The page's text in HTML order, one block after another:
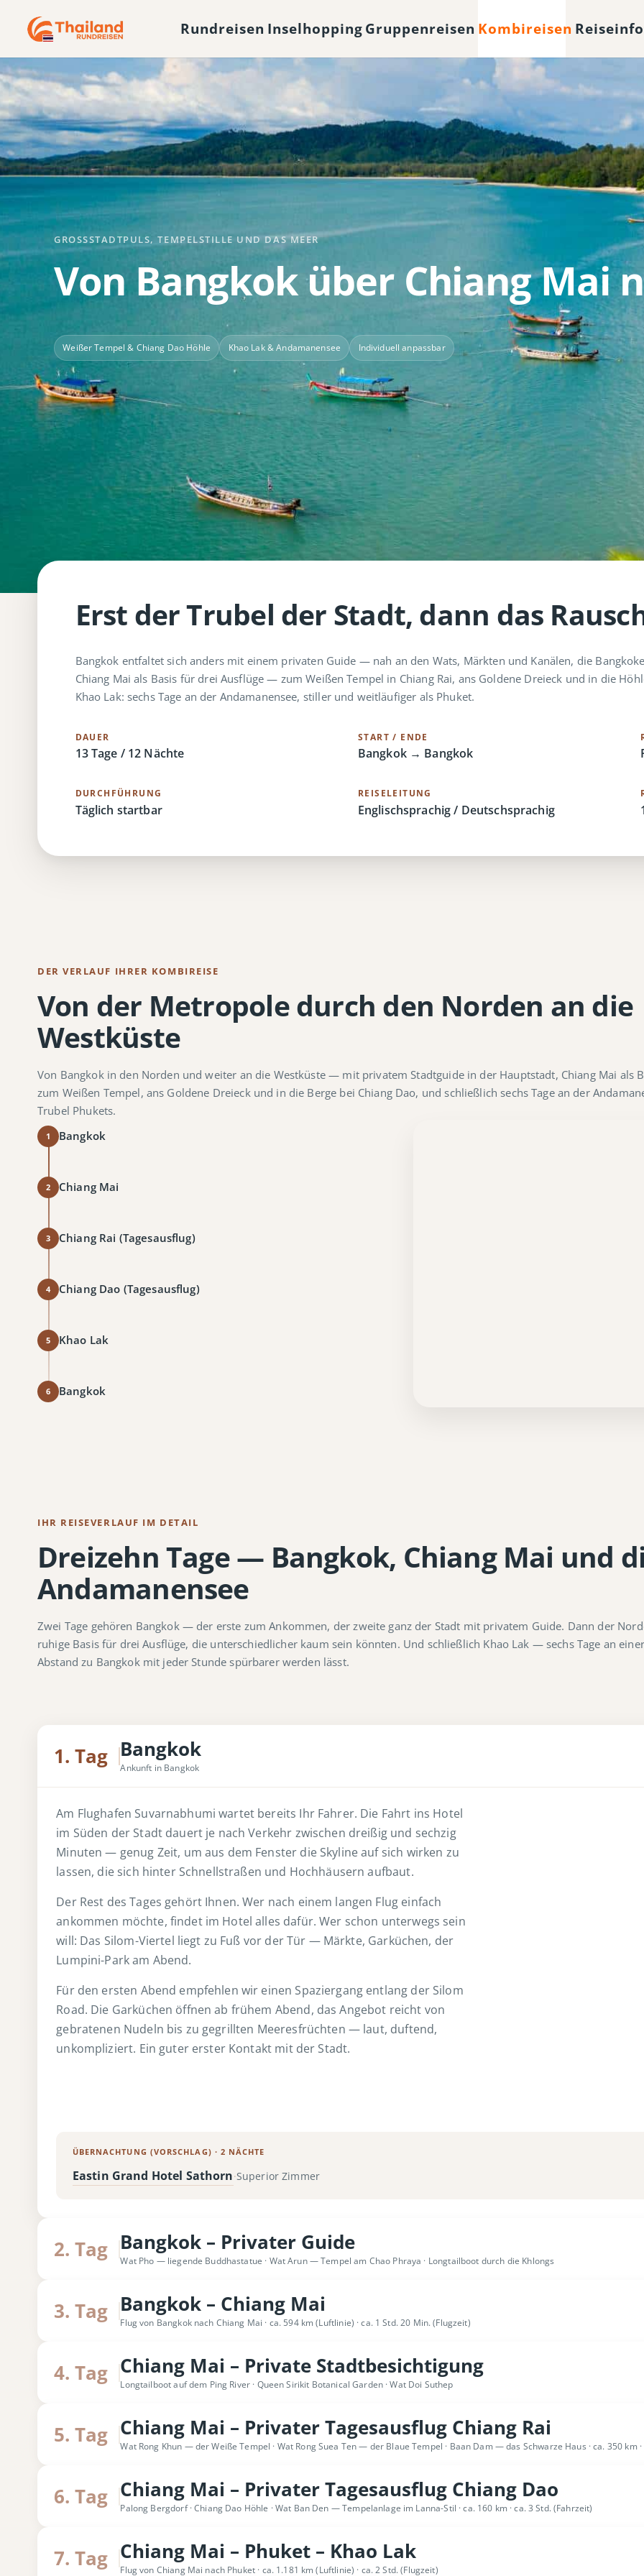
Rundreisen InselhoppingGruppenreisen Kombireisen
GROSSSTADTPULS, TEMPELSTILLE UND DAS MEER
Von Bangkok über Chiang Mai
Weißer Tempel & Chiang Dao Höhle Khao Lak & Andamanensee Individuell anpassbar
Erst der Trubel der Stadt, dann das
Bangkok entfaltet sich anders mit einem privaten Guide — nah an den Wats, Märkten und Kanälen, die
Chiang Mai als Basis für drei Ausflüge — zum Weißen Tempel in Chiang Rai, ans Goldene Dreieck und in die
Khao Lak: sechs Tage an der Andamanensee, stiller und weitläufiger als Phuket.
DAUER
13 Tage / 12 Nächte
START / ENDE
Bangkok → Bangkok
DURCHFÜHRUNG
Täglich startbar
REISELEITUNG
Englischsprachig / Deutschsprachig
DER VERLAUF IHRER KOMBIREISE
Von der Metropole durch den Norden an die
Westküste
Von Bangkok in den Norden und weiter an die Westküste — mit privatem Stadtguide in der Hauptstadt, Chiang Mai als
zum Weißen Tempel, ans Goldene Dreieck und in die Berge bei Chiang Dao, und schließlich sechs Tage an der
Trubel Phukets.
1 Bangkok
2 Chiang Mai
3 Chiang Rai (Tagesausflug)
4 Chiang Dao (Tagesausflug)
5 Khao Lak
6 Bangkok
IHR REISEVERLAUF IM DETAIL
Dreizehn Tage — Bangkok, Chiang Mai und
Andamanensee
Zwei Tage gehören Bangkok — der erste zum Ankommen, der zweite ganz der Stadt mit privatem Guide. Dann der
ruhige Basis für drei Ausflüge, die unterschiedlicher kaum sein könnten. Und schließlich Khao Lak — sechs Tage an
Abstand zu Bangkok mit jeder Stunde spürbarer werden lässt.
1. Tag Bangkok
Ankunft in Bangkok
Am Flughafen Suvarnabhumi wartet bereits Ihr Fahrer. Die Fahrt ins Hotel
im Süden der Stadt dauert je nach Verkehr zwischen dreißig und sechzig
Minuten — genug Zeit, um aus dem Fenster die Skyline auf sich wirken zu
lassen, die sich hinter Schnellstraßen und Hochhäusern aufbaut.
Der Rest des Tages gehört Ihnen. Wer nach einem langen Flug einfach
ankommen möchte, findet im Hotel alles dafür. Wer schon unterwegs sein
will: Das Silom-Viertel liegt zu Fuß vor der Tür — Märkte, Garküchen, der
Lumpini-Park am Abend.
Für den ersten Abend empfehlen wir einen Spaziergang entlang der Silom
Road. Die Garküchen öffnen ab frühem Abend, das Angebot reicht von
gebratenen Nudeln bis zu gegrillten Meeresfrüchten — laut, duftend,
unkompliziert. Ein guter erster Kontakt mit der Stadt.
ÜBERNACHTUNG (VORSCHLAG) · 2 NÄCHTE
Eastin Grand Hotel Sathorn·Superior Zimmer
2. Tag Bangkok – Privater Guide
Wat Pho — liegende Buddhastatue · Wat Arun — Tempel am Chao Phraya · Longtailboot durch die Khlongs
3. Tag Bangkok – Chiang Mai
Flug von Bangkok nach Chiang Mai ca. 594 km (Luftlinie) · ca. 1 Std. 20 Min. (Flugzeit)
4. Tag Chiang Mai – Private Stadtbesichtigung
Longtailboot auf dem Ping River · Queen Sirikit Botanical Garden · Wat Doi Suthep
5. Tag Chiang Mai – Privater Tagesausflug Chiang Rai
Wat Rong Khun — der Weiße Tempel · Wat Rong Suea Ten — der Blaue Tempel · Baan Dam — das Schwarze Haus ca. 350 km
6. Tag Chiang Mai – Privater Tagesausflug Chiang Dao
Palong Bergdorf · Chiang Dao Höhle · Wat Ban Den — Tempelanlage im Lanna-Stil ca. 160 km · ca. 3 Std. (Fahrzeit)
7. Tag Chiang Mai – Phuket – Khao Lak
Flug von Chiang Mai nach Phuket ca. 1.181 km (Luftlinie) · ca. 2 Std. (Flugzeit)